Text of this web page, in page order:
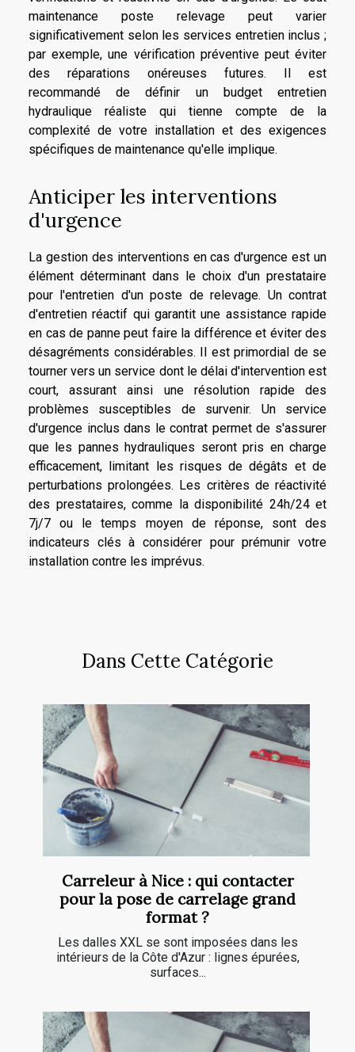
maintenance poste relevage peut varier
significativement selon les services entretien inclus ;
par exemple, une vérification préventive peut éviter
des réparations onéreuses futures. Il est
recommandé de définir un budget entretien
hydraulique réaliste qui tienne compte de la
complexité de votre installation et des exigences
spécifiques de maintenance qu'elle implique.
Anticiper les interventions
d'urgence
La gestion des interventions en cas d'urgence est un
élément déterminant dans le choix d'un prestataire
pour l'entretien d'un poste de relevage. Un contrat
d'entretien réactif qui garantit une assistance rapide
en cas de panne peut faire la différence et éviter des
désagréments considérables. Il est primordial de se
tourner vers un service dont le délai d'intervention est
court, assurant ainsi une résolution rapide des
problèmes susceptibles de survenir. Un service
d'urgence inclus dans le contrat permet de s'assurer
que les pannes hydrauliques seront pris en charge
efficacement, limitant les risques de dégâts et de
perturbations prolongées. Les critères de réactivité
des prestataires, comme la disponibilité 24h/24 et
7j/7 ou le temps moyen de réponse, sont des
indicateurs clés à considérer pour prémunir votre
installation contre les imprévus.
Dans Cette Catégorie
Carreleur à Nice : qui contacter
pour la pose de carrelage grand
format ?
Les dalles XXL se sont imposées dans les
intérieurs de la Côte d'Azur : lignes épurées,
surfaces...